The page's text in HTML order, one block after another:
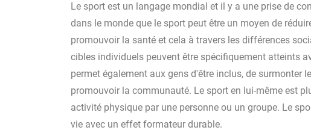
Le sport est un langage mondial et il y a une prise de
dans le monde que le sport peut être un moyen de
promouvoir la santé et cela à travers les différences
cibles individuels peuvent être spécifiquement atteints
permet également aux gens d'être inclus, de surmonter
promouvoir la communauté. Le sport en lui-même est
activité physique par une personne ou un groupe. Le
vie avec un effet formateur durable.